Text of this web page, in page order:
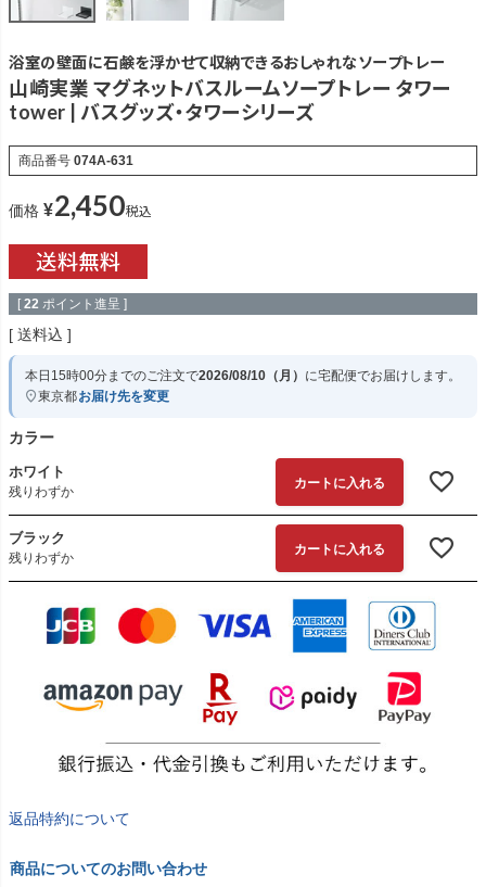
浴室の壁面に石鹸を浮かせて収納できるおしゃれなソープトレー
山崎実業 マグネットバスルームソープトレー タワー
tower | バスグッズ・タワーシリーズ
商品番号 074A-631
価格 ¥2,450税込
[ 22 ポイント進呈 ]
送料込
本日 15時00分までのご注文で2026/08/10（月） に宅配便でお届けします。
東京都お届け先を変更
カラー
ホワイト
残りわずか
カートに入れる
ブラック
残りわずか
カートに入れる
返品特約について
商品についてのお問い合わせ